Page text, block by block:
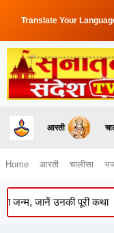
Translate Your
आरती
Home आरती चालीसा
जानें उनकी पूरी कथा